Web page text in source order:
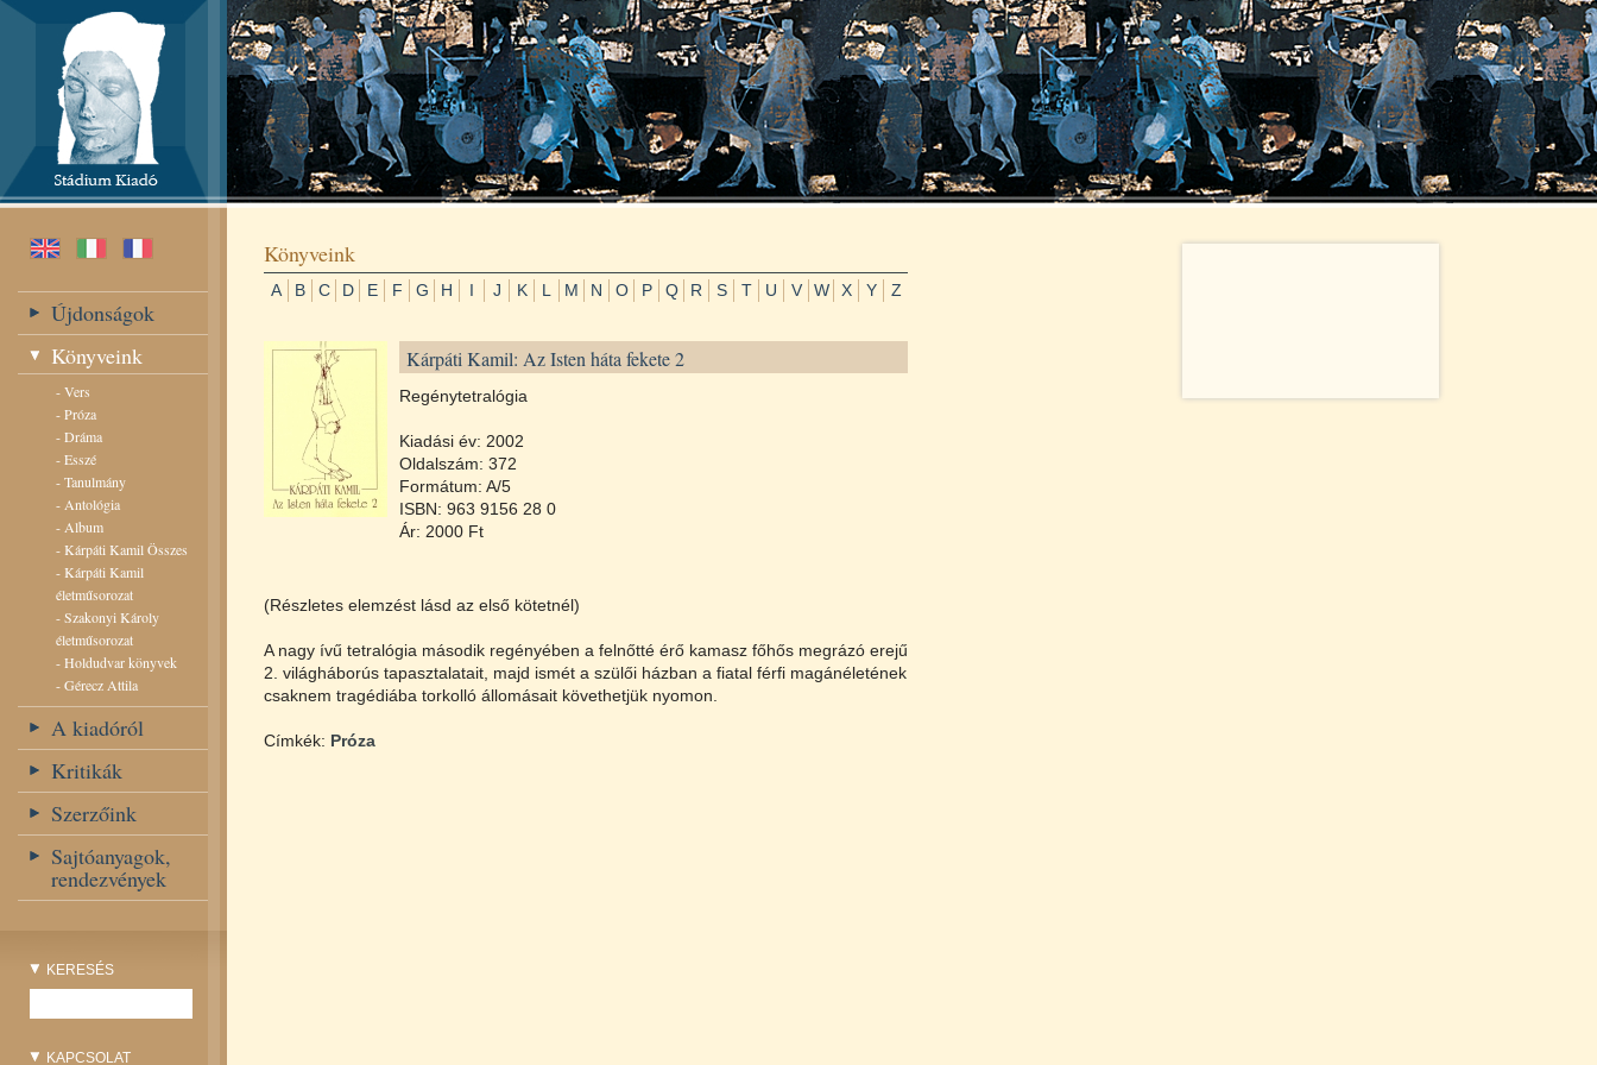
Újdonságok
Könyveink
-Vers
-Próza
-Dráma
-Esszé
-Tanulmány
- Antológia
- Album
-Kárpáti Kamil Összes
-Kárpáti Kamil
életműsorozat
-Szakonyi Károly
életműsorozat
-Holdudvar könyvek
-Gérecz Attila
A kiadóról
Kritikák
Szerzőink
Sajtóanyagok,
rendezvények
KERESÉS
KAPCSOLAT
Könyveink
A B C D E F G H I J K L M N O P Q R S T U V W X Y Z
Kárpáti Kamil: Az Isten háta fekete 2
Regénytetralógia
Kiadási év: 2002
Oldalszám: 372
Formátum: A/5
ISBN: 963 9156 28 0
Ár: 2000 Ft
(Részletes elemzést lásd az első kötetnél)
A nagy ívű tetralógia második regényében a felnőtté érő kamasz főhős megrázó erejű
2. világháborús tapasztalatait, majd ismét a szülői házban a fiatal férfi magánéletének
csaknem tragédiába torkolló állomásait követhetjük nyomon.
Címkék: Próza